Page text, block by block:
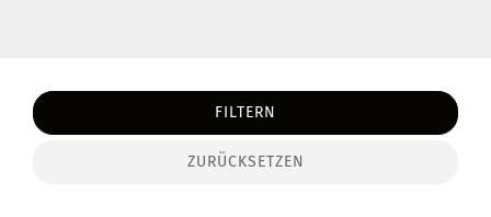
FILTERN
ZURÜCKSETZEN